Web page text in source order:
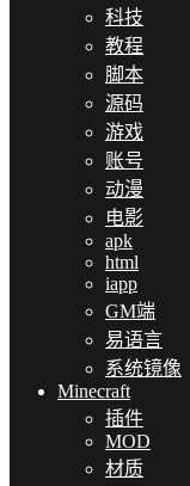
科技
教程
脚本
源码
游戏
账号
动漫
电影
apk
html
iapp
GM端
易语言
系统镜像
Minecraft
插件
MOD
材质